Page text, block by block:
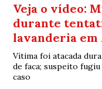
Veja o vídeo:
durante
lavanderia em
Vítima foi atacada
de faca; suspeito
caso